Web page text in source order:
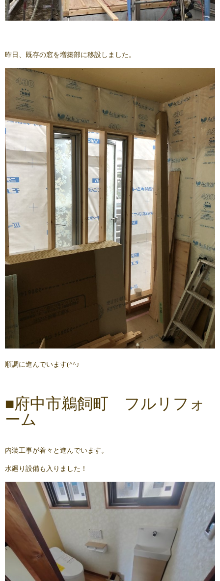
昨日、既存の窓を増築部に移設しました。
順調に進んでいます(^^♪
■府中市鵜飼町 フルリフォ
ーム
内装工事が着々と進んでいます。
水廻り設備も入りました！